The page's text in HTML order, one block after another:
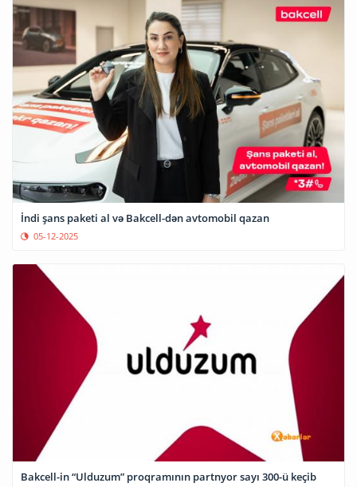
İndi şans paketi al və Bakcell-dən avtomobil qazan
05-12-2025
Bakcell-in “Ulduzum” proqramının partnyor sayı 300-ü keçib